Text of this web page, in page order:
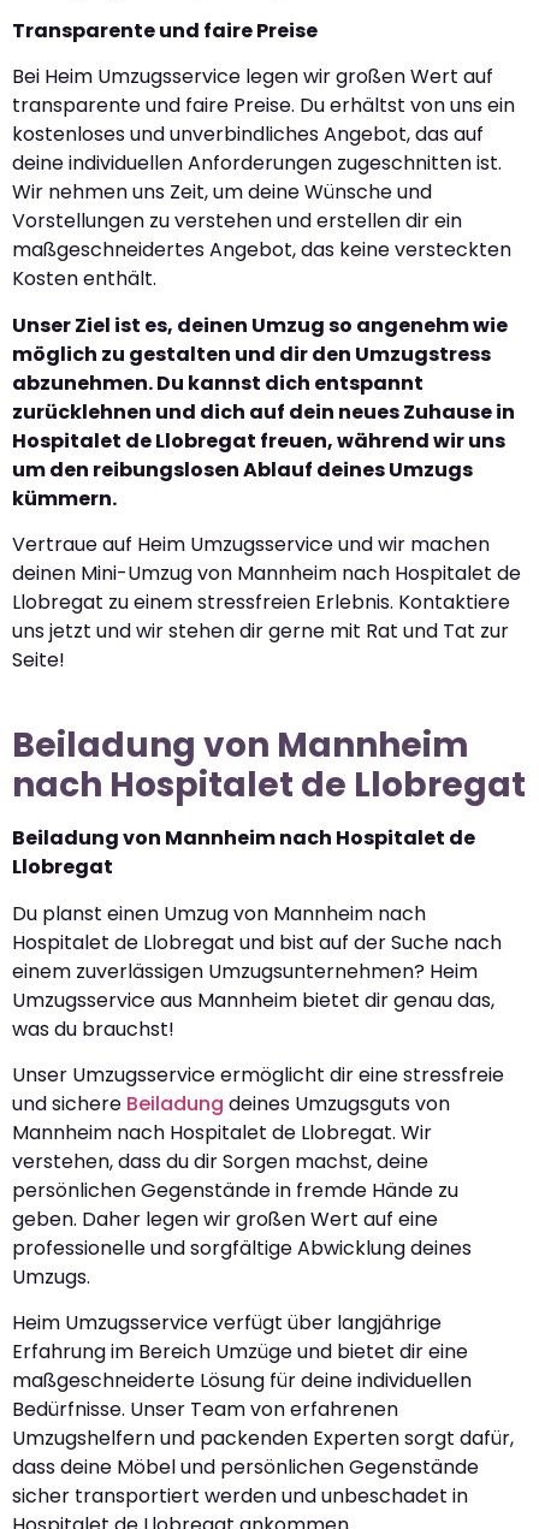
Transparente und faire Preise
Bei Heim Umzugsservice legen wir großen Wert auf
transparente und faire Preise. Du erhältst von uns ein
kostenloses und unverbindliches Angebot, das auf
deine individuellen Anforderungen zugeschnitten ist.
Wir nehmen uns Zeit, um deine Wünsche und
Vorstellungen zu verstehen und erstellen dir ein
maßgeschneidertes Angebot, das keine versteckten
Kosten enthält.
Unser Ziel ist es, deinen Umzug so angenehm wie
möglich zu gestalten und dir den Umzugstress
abzunehmen. Du kannst dich entspannt
zurücklehnen und dich auf dein neues Zuhause in
Hospitalet de Llobregat freuen, während wir uns
um den reibungslosen Ablauf deines Umzugs
kümmern.
Vertraue auf Heim Umzugsservice und wir machen
deinen Mini-Umzug von Mannheim nach Hospitalet de
Llobregat zu einem stressfreien Erlebnis. Kontaktiere
uns jetzt und wir stehen dir gerne mit Rat und Tat zur
Seite!
Beiladung von Mannheim
nach Hospitalet de Llobregat
Beiladung von Mannheim nach Hospitalet de
Llobregat
Du planst einen Umzug von Mannheim nach
Hospitalet de Llobregat und bist auf der Suche nach
einem zuverlässigen Umzugsunternehmen? Heim
Umzugsservice aus Mannheim bietet dir genau das,
was du brauchst!
Unser Umzugsservice ermöglicht dir eine stressfreie
und sichere Beiladung deines Umzugsguts von
Mannheim nach Hospitalet de Llobregat. Wir
verstehen, dass du dir Sorgen machst, deine
persönlichen Gegenstände in fremde Hände zu
geben. Daher legen wir großen Wert auf eine
professionelle und sorgfältige Abwicklung deines
Umzugs.
Heim Umzugsservice verfügt über langjährige
Erfahrung im Bereich Umzüge und bietet dir eine
maßgeschneiderte Lösung für deine individuellen
Bedürfnisse. Unser Team von erfahrenen
Umzugshelfern und packenden Experten sorgt dafür,
dass deine Möbel und persönlichen Gegenstände
sicher transportiert werden und unbeschadet in